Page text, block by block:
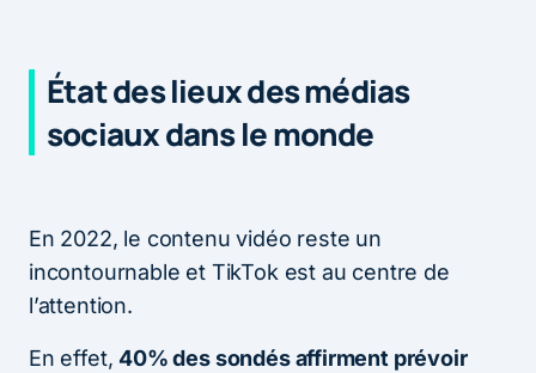
État des lieux des médias
sociaux dans le monde
En 2022, le contenu vidéo reste un
incontournable et TikTok est au centre de
l’attention.
En effet,40% des sondés affirment prévoir